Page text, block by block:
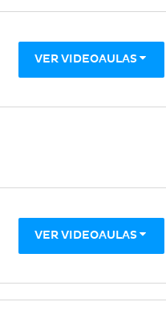
VER VIDEOAULAS
VER VIDEOAULAS